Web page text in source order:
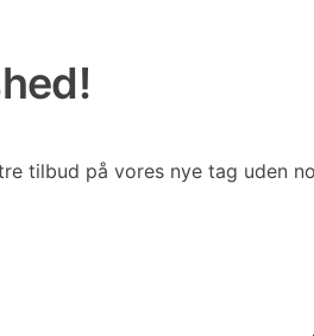
tilbud på vores nye tag uden